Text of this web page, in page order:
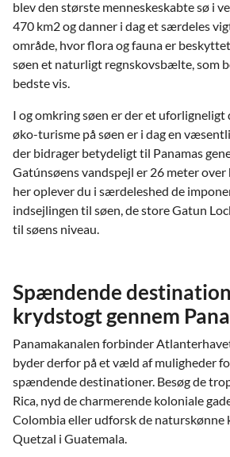
blev den største menneskeskabte sø i
470 km2 og danner i dag et særdeles
område, hvor flora og fauna er
søen et naturligt regnskovsbælte, som
bedste vis.
I og omkring søen er der et uforligneligt
øko-turisme på søen er i dag en
der bidrager betydeligt til Panamas
Gatúnsøens vandspejl er 26 meter over
her oplever du i særdeleshed de
indsejlingen til søen, de store Gatun
til søens niveau.
Spændende
krydstogt gennem
Panamakanalen forbinder
byder derfor på et væld af muligheder
spændende destinationer. Besøg de
Rica, nyd de charmerende koloniale
Colombia eller udforsk de naturskønne
Quetzal i Guatemala.